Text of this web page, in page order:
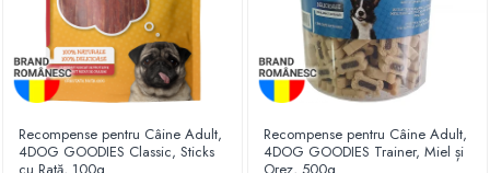
Recompense pentru Câine Adult,
4DOG GOODIES Classic, Sticks
cu Rață, 100g
Recompense pentru Câine Adult,
4DOG GOODIES Trainer, Miel și
Orez, 500g